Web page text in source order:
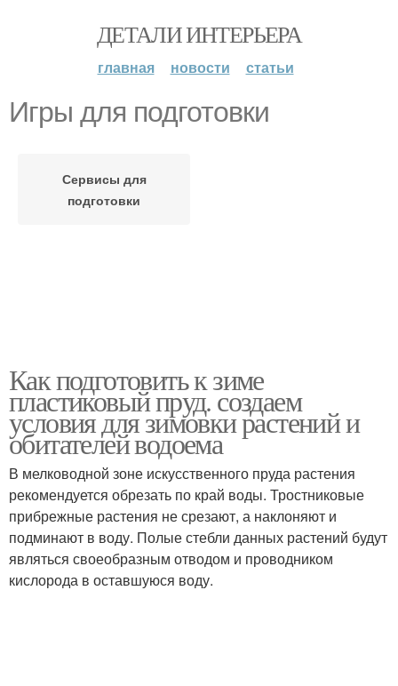
ДЕТАЛИ ИНТЕРЬЕРА
главная новости статьи
Игры для подготовки
Сервисы для
подготовки
Как подготовить к зиме
пластиковый пруд. создаем
условия для зимовки растений и
обитателей водоема
В мелководной зоне искусственного пруда растения
рекомендуется обрезать по край воды. Тростниковые
прибрежные растения не срезают, а наклоняют и
подминают в воду. Полые стебли данных растений будут
являться своеобразным отводом и проводником
кислорода в оставшуюся воду.